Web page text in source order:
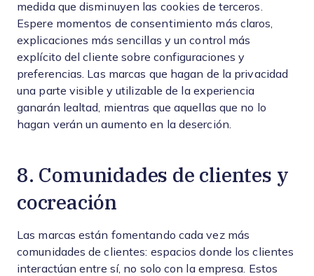
medida que disminuyen las cookies de terceros.
Espere momentos de consentimiento más claros,
explicaciones más sencillas y un control más
explícito del cliente sobre configuraciones y
preferencias. Las marcas que hagan de la privacidad
una parte visible y utilizable de la experiencia
ganarán lealtad, mientras que aquellas que no lo
hagan verán un aumento en la deserción.
8. Comunidades de clientes y
cocreación
Las marcas están fomentando cada vez más
comunidades de clientes: espacios donde los clientes
interactúan entre sí, no solo con la empresa. Estos